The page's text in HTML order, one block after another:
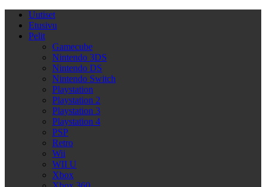
Uutiset
Etusivu
Pelit
Gamecube
Nintendo 3DS
Nintendo DS
Nintendo Switch
Playstation
Playstation 2
Playstation 3
Playstation 4
PSP
Retro
Wii
WII U
Xbox